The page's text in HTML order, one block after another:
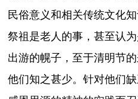
民俗意义和相关传统文化
祭祖是老人的事，甚至认
出游的幌子，至于清明节
他们知之甚少。针对他们